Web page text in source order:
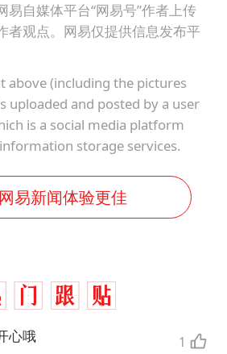
易自媒体平台“网易号”作者上传
者观点。网易仅提供信息发布平
above (including the pictures
uploaded and posted by a user
is a social media platform
storage services.
易新闻体验更佳
心哦 1